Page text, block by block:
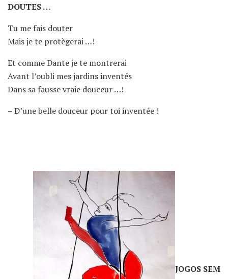
DOUTES …
Tu me fais douter
Mais je te protègerai …!
Et comme Dante je te montrerai
Avant l’oubli mes jardins inventés
Dans sa fausse vraie douceur …!
– D’une belle douceur pour toi inventée !
JOGOS SEM